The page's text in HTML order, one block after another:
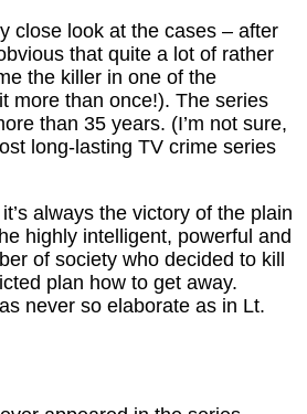
close look at the cases – after
that quite a lot of rather
the killer in one of the
more than once!). The series
than 35 years. (I’m not sure,
long-lasting TV crime series
always the victory of the plain
highly intelligent, powerful and
of society who decided to kill
plan how to get away.
never so elaborate as in Lt.